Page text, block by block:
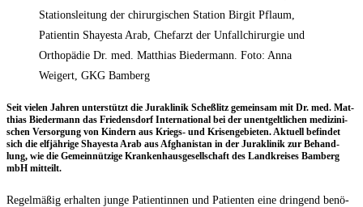
Stationsleitung der chirurgischen Station Birgit Pflaum,
Patientin Shayesta Arab, Chefarzt der Unfallchirurgie und
Orthopädie Dr. med. Matthias Biedermann. Foto: Anna
Weigert, GKG Bamberg
Seit vie­len Jah­ren unter­stützt die Jura­kli­nik Scheß­litz gemein­sam mit Dr. med. Mat­
thi­as Bie­der­mann das Frie­dens­dorf Inter­na­tio­nal bei der unent­gelt­li­chen medi­zi­ni­
schen Ver­sor­gung von Kin­dern aus Kriegs- und Kri­sen­ge­bie­ten. Aktu­ell befin­det
sich die elf­jäh­ri­ge Shayes­ta Arab aus Afgha­ni­stan in der Jura­kli­nik zur Behand­
lung, wie die Gemein­nüt­zi­ge Kran­ken­haus­ge­sell­schaft des Land­krei­ses Bam­berg
mbH mitteilt.
Regel­mä­ßig erhal­ten jun­ge Pati­en­tin­nen und Pati­en­ten eine drin­gend benö­